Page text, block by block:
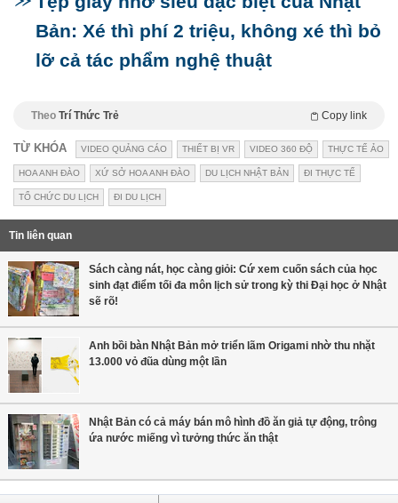
Bản: Xé thì phí 2 triệu, không xé thì bỏ
lỡ cả tác phẩm nghệ thuật
Theo Trí Thức Trẻ Copy link
TỪ KHÓA VIDEO QUẢNG CÁO THIẾT BỊ VR VIDEO 360 ĐỘ THỰC TẾ ẢO
HOA ANH ĐÀO XỨ SỞ HOA ANH ĐÀO DU LỊCH NHẬT BẢN ĐI THỰC TẾ
TỔ CHỨC DU LỊCH ĐI DU LỊCH
Tin liên quan
Sách càng nát, học càng giỏi: Cứ xem cuốn sách của học
sinh đạt điểm tối đa môn lịch sử trong kỳ thi Đại học ở Nhật
sẽ rõ!
Anh bồi bàn Nhật Bản mở triển lãm Origami nhờ thu nhặt
13.000 vỏ đũa dùng một lần
Nhật Bản có cả máy bán mô hình đồ ăn giả tự động, trông
ứa nước miếng vì tưởng thức ăn thật